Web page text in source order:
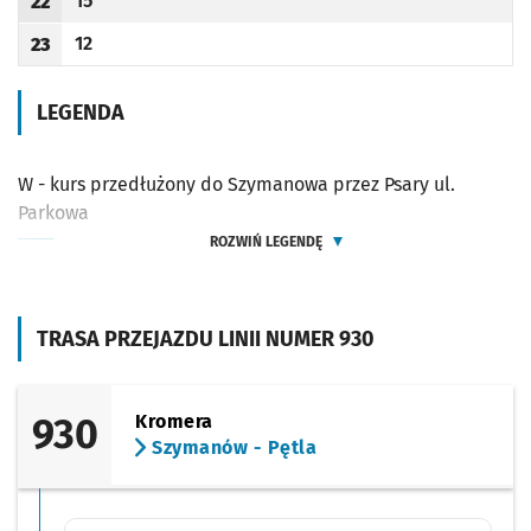
TRASA PRZEJAZDU LINII NUMER 930
930
Kromera
Szymanów - Pętla
Godzina odjazdu
Odjazd
minut po godzinie 22
Godzina odjazdu
23
Odjazd
12
minut po godzinie 23
LEGENDA
W - kurs przedłużony do Szymanowa przez Psary ul.
Parkowa
ROZWIŃ LEGENDĘ